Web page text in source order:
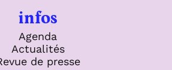
infos
Agenda
Actualités
de presse